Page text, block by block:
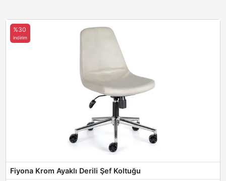
Fiyona Krom Ayaklı Derili Şef Koltuğu
%30
indirim